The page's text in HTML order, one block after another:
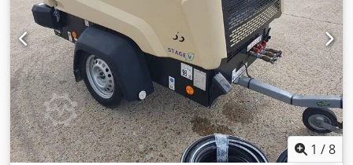
motorway, nearby the port of Antwerp. Opening hours:
Monday till Friday continuously from 8.30 am to 19.00 pm.
1 /8